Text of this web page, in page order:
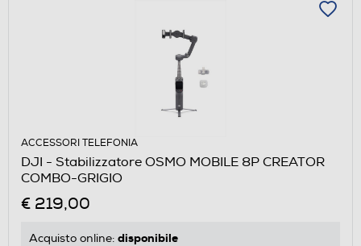
ACCESSORI TELEFONIA
DJI - Stabilizzatore OSMO MOBILE 8P CREATOR
COMBO-GRIGIO
€ 219,00
Acquisto online: disponibile